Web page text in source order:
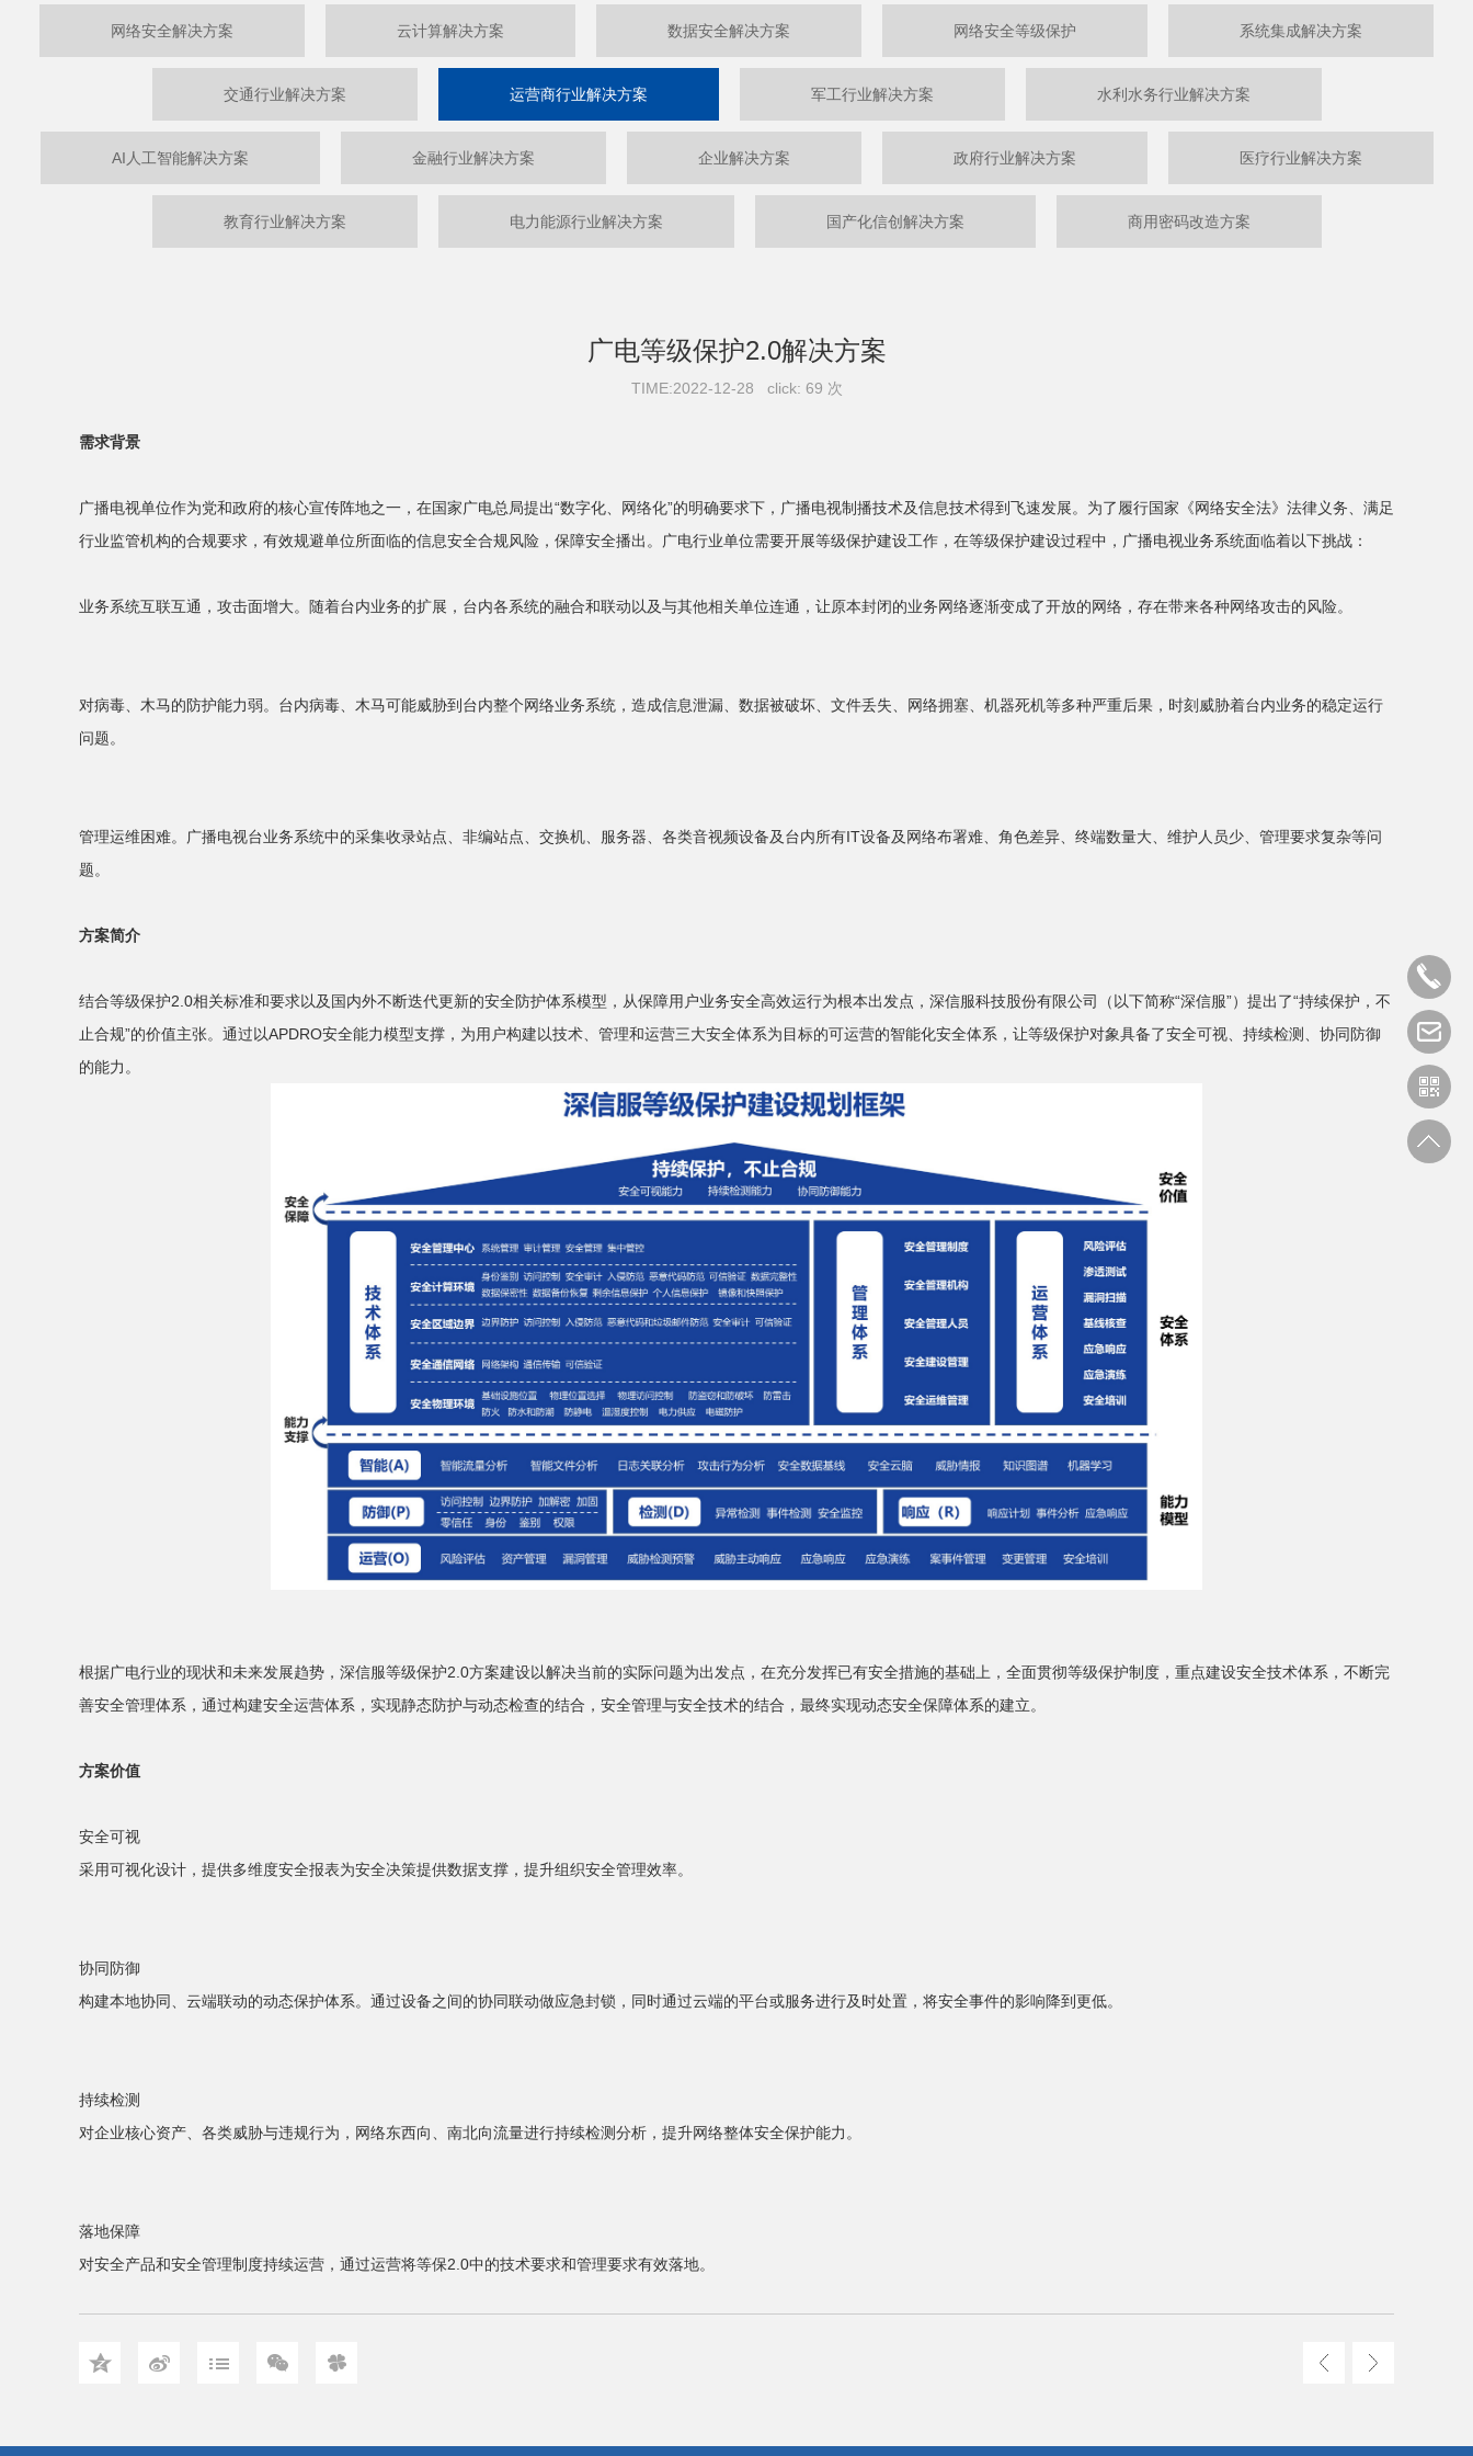
网络安全解决方案 云计算解决方案 数据安全解决方案 网络安全等级保护 系统集成解决方案
交通行业解决方案 运营商行业解决方案 军工行业解决方案 水利水务行业解决方案
AI人工智能解决方案 金融行业解决方案 企业解决方案 政府行业解决方案 医疗行业解决方案
教育行业解决方案 电力能源行业解决方案 国产化信创解决方案 商用密码改造方案
广电等级保护2.0解决方案
TIME:2022-12-28 click: 69 次
需求背景
广播电视单位作为党和政府的核心宣传阵地之一，在国家广电总局提出“数字化、网络化”的明确要求下，广播电视制播技术及信息技术得到飞速发展。为了履行国家《网络安全法》法律义务、满足
行业监管机构的合规要求，有效规避单位所面临的信息安全合规风险，保障安全播出。广电行业单位需要开展等级保护建设工作，在等级保护建设过程中，广播电视业务系统面临着以下挑战：
业务系统互联互通，攻击面增大。随着台内业务的扩展，台内各系统的融合和联动以及与其他相关单位连通，让原本封闭的业务网络逐渐变成了开放的网络，存在带来各种网络攻击的风险。
对病毒、木马的防护能力弱。台内病毒、木马可能威胁到台内整个网络业务系统，造成信息泄漏、数据被破坏、文件丢失、网络拥塞、机器死机等多种严重后果，时刻威胁着台内业务的稳定运行
问题。
管理运维困难。广播电视台业务系统中的采集收录站点、非编站点、交换机、服务器、各类音视频设备及台内所有IT设备及网络布署难、角色差异、终端数量大、维护人员少、管理要求复杂等问
题。
方案简介
结合等级保护2.0相关标准和要求以及国内外不断迭代更新的安全防护体系模型，从保障用户业务安全高效运行为根本出发点，深信服科技股份有限公司（以下简称“深信服”）提出了“持续保护，不
止合规”的价值主张。通过以APDRO安全能力模型支撑，为用户构建以技术、管理和运营三大安全体系为目标的可运营的智能化安全体系，让等级保护对象具备了安全可视、持续检测、协同防御
的能力。
根据广电行业的现状和未来发展趋势，深信服等级保护2.0方案建设以解决当前的实际问题为出发点，在充分发挥已有安全措施的基础上，全面贯彻等级保护制度，重点建设安全技术体系，不断完
善安全管理体系，通过构建安全运营体系，实现静态防护与动态检查的结合，安全管理与安全技术的结合，最终实现动态安全保障体系的建立。
方案价值
安全可视
采用可视化设计，提供多维度安全报表为安全决策提供数据支撑，提升组织安全管理效率。
协同防御
构建本地协同、云端联动的动态保护体系。通过设备之间的协同联动做应急封锁，同时通过云端的平台或服务进行及时处置，将安全事件的影响降到更低。
持续检测
对企业核心资产、各类威胁与违规行为，网络东西向、南北向流量进行持续检测分析，提升网络整体安全保护能力。
落地保障
对安全产品和安全管理制度持续运营，通过运营将等保2.0中的技术要求和管理要求有效落地。